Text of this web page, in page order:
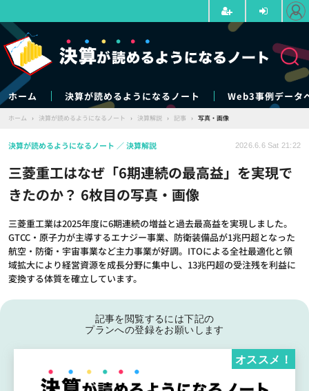
ホーム 決算が読めるようになるノート Web3事例データ
ホーム › 決算が読めるようになるノート › 決算解説 › 記事 › 写真・画像
三菱重工はなぜ「6期連続の最高益」を実現で
きたのか？ 6枚目の写真・画像
三菱重工業は2025年度に6期連続の増益と過去最高益を実現しました。
GTCC・原子力が主導するエナジー事業、防衛装備品が1兆円超となった
航空・防衛・宇宙事業など主力事業が好調。ITOによる全社最適化と領
域拡大により経営資源を成長分野に集中し、13兆円超の受注残を利益に
変換する体質を確立しています。
決算が読めるようになるノート 決算解説 2026.6.6 Sat 21:22
記事を閲覧するには下記の
プランへの登録をお願いします
オススメ！